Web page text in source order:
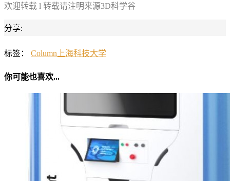
欢迎转载 l 转载请注明来源3D科学谷
分享:
标签： Column上海科技大学
你可能也喜欢...